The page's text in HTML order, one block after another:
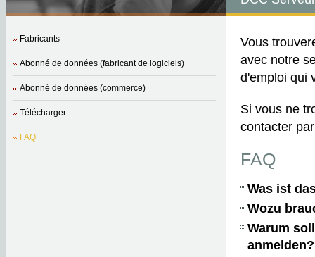
Fabricants
Abonné de données (fabricant de logiciels)
Abonné de données (commerce)
Télécharger
FAQ
Vous
avec notre
d'emploi qui
Si vous ne
contacter
FAQ
Was ist
Wozu
Warum
anmelden?